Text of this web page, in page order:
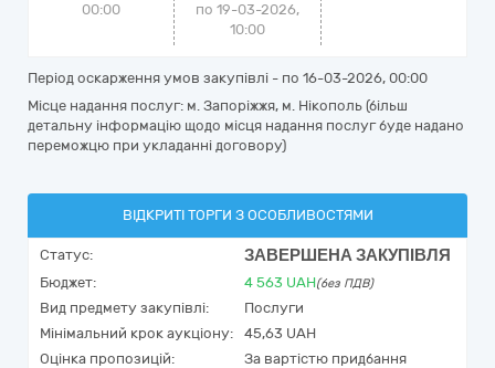
00:00
по 19-03-2026,
10:00
Період оскарження умов закупівлі - по 16-03-2026, 00:00
Місце надання послуг: м. Запоріжжя, м. Нікополь (більш
детальну інформацію щодо місця надання послуг буде надано
переможцю при укладанні договору)
ВІДКРИТІ ТОРГИ З ОСОБЛИВОСТЯМИ
Статус: ЗАВЕРШЕНА ЗАКУПІВЛЯ
Бюджет: 4 563 UAH(без ПДВ)
Вид предмету закупівлі:
Послуги
Мінімальний крок аукціону:
45,63 UAH
Оцінка пропозицій:
За вартістю придбання